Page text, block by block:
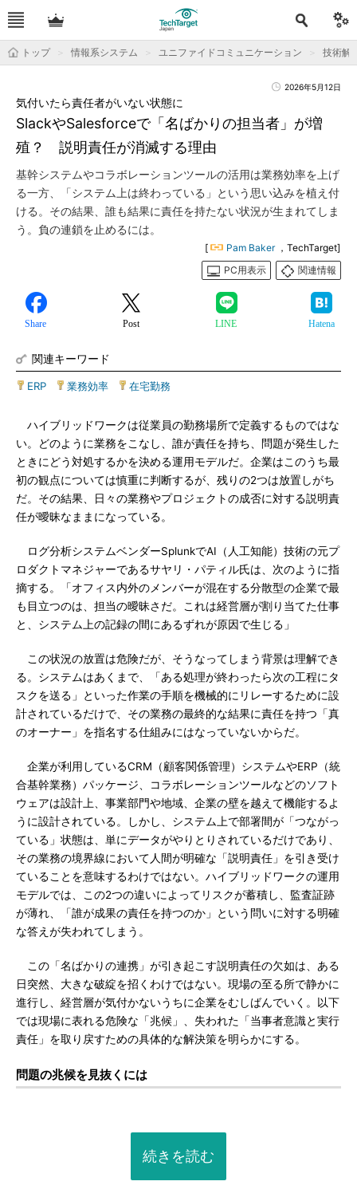
トップ 情報系システム ユニファイドコミュニケーション 技術解
2026年5月12日
SlackやSalesforceで「名ばかりの担当者」が増
殖？ 説明責任が消滅する理由
気付いたら責任者がいない状態に
基幹システムやコラボレーションツールの活用は業務効率を上げ
る一方、「システム上は終わっている」という思い込みを植え付
ける。その結果、誰も結果に責任を持たない状況が生まれてしま
う。負の連鎖を止めるには。
[ Pam Baker ，TechTarget]
PC用表示
関連情報
Share Post LINE Hatena
関連キーワード
ERP 業務効率 在宅勤務
ハイブリッドワークは従業員の勤務場所で定義するものではな
い。どのように業務をこなし、誰が責任を持ち、問題が発生した
ときにどう対処するかを決める運用モデルだ。企業はこのうち最
初の観点については慎重に判断するが、残りの2つは放置しがち
だ。その結果、日々の業務やプロジェクトの成否に対する説明責
任が曖昧なままになっている。
ログ分析システムベンダーSplunkでAI（人工知能）技術の元プ
ロダクトマネジャーであるサヤリ・パティル氏は、次のように指
摘する。「オフィス内外のメンバーが混在する分散型の企業で最
も目立つのは、担当の曖昧さだ。これは経営層が割り当てた仕事
と、システム上の記録の間にあるずれが原因で生じる」
この状況の放置は危険だが、そうなってしまう背景は理解でき
る。システムはあくまで、「ある処理が終わったら次の工程にタ
スクを送る」といった作業の手順を機械的にリレーするために設
計されているだけで、その業務の最終的な結果に責任を持つ「真
のオーナー」を指名する仕組みにはなっていないからだ。
企業が利用しているCRM（顧客関係管理）システムやERP（統
合基幹業務）パッケージ、コラボレーションツールなどのソフト
ウェアは設計上、事業部門や地域、企業の壁を越えて機能するよ
うに設計されている。しかし、システム上で部署間が「つながっ
ている」状態は、単にデータがやりとりされているだけであり、
その業務の境界線において人間が明確な「説明責任」を引き受け
ていることを意味するわけではない。ハイブリッドワークの運用
モデルでは、この2つの違いによってリスクが蓄積し、監査証跡
が薄れ、「誰が成果の責任を持つのか」という問いに対する明確
な答えが失われてしまう。
この「名ばかりの連携」が引き起こす説明責任の欠如は、ある
日突然、大きな破綻を招くわけではない。現場の至る所で静かに
進行し、経営層が気付かないうちに企業をむしばんでいく。以下
では現場に表れる危険な「兆候」、失われた「当事者意識と実行
責任」を取り戻すための具体的な解決策を明らかにする。
問題の兆候を見抜くには
続きを読む